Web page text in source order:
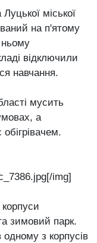
міської
на п'ятому
ньому
відключили
навчання.
мусить
а
img]
зимовий парк.
з корпусів